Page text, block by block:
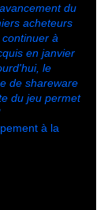
du
acheteurs
à
en janvier
le
de shareware
du jeu permet
à la